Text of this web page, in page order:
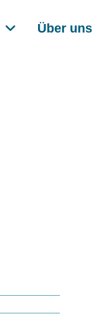
Über uns